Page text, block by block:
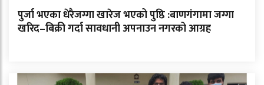
पुर्जा भएका धेरैजग्गा खारेज भएको पुष्ठि :बाणगंगामा जग्गा
खरिद–बिक्री गर्दा सावधानी अपनाउन नगरको आग्रह